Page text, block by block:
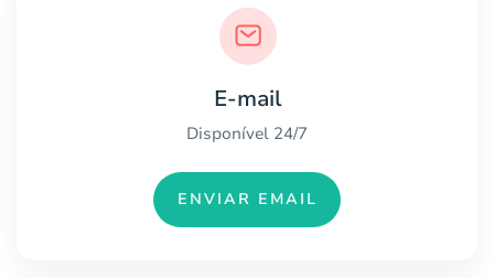
E-mail
Disponível 24/7
ENVIAR EMAIL